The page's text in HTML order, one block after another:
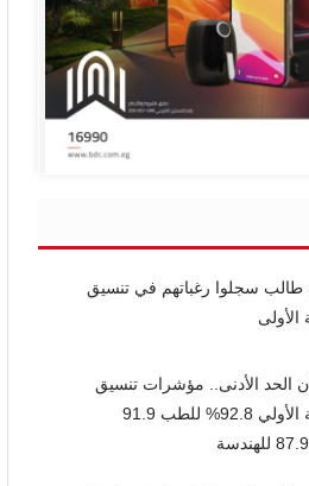
طالب سجلوا رغباتهم في تنسيق
الأولى
الحد الأدنى.. مؤشرات تنسيق
المرحلة الأولي 92.8% للطب 91.9